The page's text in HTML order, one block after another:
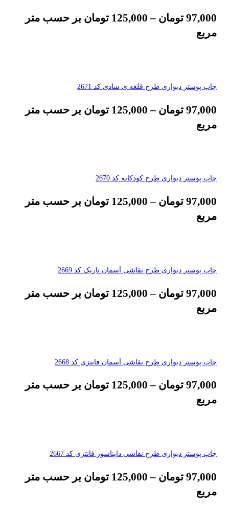
97,000 تومان –
125,000 تومان بر حسب متر
مربع
چاپ پوستر دیواری طرح قلعه ی شادی کد 2671
97,000 تومان –
125,000 تومان بر حسب متر
مربع
چاپ پوستر دیواری طرح کودکانه کد 2670
97,000 تومان –
125,000 تومان بر حسب متر
مربع
چاپ پوستر دیواری طرح نقاشی آسمان تاریک کد 2669
97,000 تومان –
125,000 تومان بر حسب متر
مربع
چاپ پوستر دیواری طرح نقاشی آسمان فانتزی کد 2668
97,000 تومان –
125,000 تومان بر حسب متر
مربع
چاپ پوستر دیواری طرح نقاشی دایناسور فانتزی کد 2667
97,000 تومان –
125,000 تومان بر حسب متر
مربع